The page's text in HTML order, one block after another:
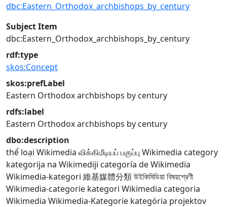
dbc:Eastern_Orthodox_archbishops_by_century
Subject Item
dbc:Eastern_Orthodox_archbishops_by_century
rdf:type
skos:Concept
skos:prefLabel
Eastern Orthodox archbishops by century
rdfs:label
Eastern Orthodox archbishops by century
dbo:description
thể loại Wikimedia விக்கிமீடியப் பகுப்பு Wikimedia category
kategorija na Wikimediji categoría de Wikimedia
Wikimedia-kategori 維基媒體分類উইকিমিডিয়া বিষয়শ্রেণী
Wikimedia-categorie kategori Wikimedia categoria
Wikimedia Wikimedia-Kategorie kategória projektov